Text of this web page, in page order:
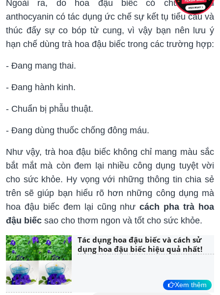
Ngoài ra, do hoa đậu biếc có chứa nhiều
anthocyanin có tác dụng ức chế sự kết tụ tiểu cầu và
thúc đẩy sự co bóp tử cung, vì vậy bạn nên lưu ý
hạn chế dùng trà hoa đậu biếc trong các trường hợp:
- Đang mang thai.
- Đang hành kinh.
- Chuẩn bị phẫu thuật.
- Đang dùng thuốc chống đông máu.
Như vậy, trà hoa đậu biếc không chỉ mang màu sắc
bắt mắt mà còn đem lại nhiều công dụng tuyệt vời
cho sức khỏe. Hy vọng với những thông tin chia sẻ
trên sẽ giúp bạn hiểu rõ hơn những công dụng mà
hoa đậu biếc đem lại cũng nhưcách pha trà hoa
đậu biếc sao cho thơm ngon và tốt cho sức khỏe.
Tác dụng hoa đậu biếc và cách sử
dụng hoa đậu biếc hiệu quả nhất!
Xem thêm